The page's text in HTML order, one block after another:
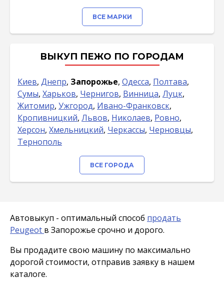
ВСЕ МАРКИ
ВЫКУП ПЕЖО ПО ГОРОДАМ
Киев, Днепр, Запорожье, Одесса, Полтава,
Сумы, Харьков, Чернигов, Винница, Луцк,
Житомир, Ужгород, Ивано-Франковск,
Кропивницкий, Львов, Николаев, Ровно,
Херсон, Хмельницкий, Черкассы, Черновцы,
Тернополь
ВСЕ ГОРОДА
Автовыкуп - оптимальный способ продать
Peugeot в Запорожье срочно и дорого.
Вы продадите свою машину по максимально
дорогой стоимости, отправив заявку в нашем
каталоге.